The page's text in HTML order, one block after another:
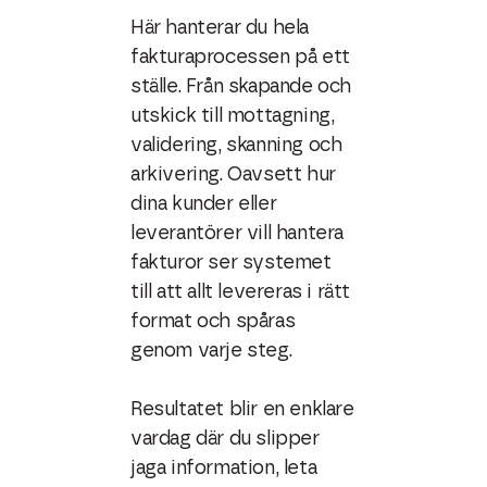
Här hanterar du hela
fakturaprocessen på ett
ställe. Från skapande och
utskick till mottagning,
validering, skanning och
arkivering. Oavsett hur
dina kunder eller
leverantörer vill hantera
fakturor ser systemet
till att allt levereras i rätt
format och spåras
genom varje steg.
Resultatet blir en enklare
vardag där du slipper
jaga information, leta